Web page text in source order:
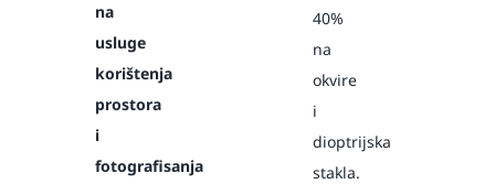
na
usluge
korištenja
prostora
i
fotografisanja
40%
na
okvire
i
dioptrijska
stakla.